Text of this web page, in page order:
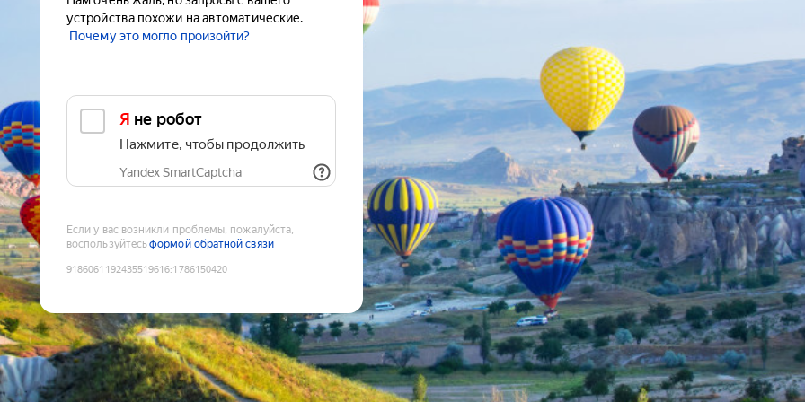
устройства похожи на автоматические.
Почему это могло произойти?
Я не робот
Нажмите, чтобы продолжить
Yandex SmartCaptcha
Если у вас возникли проблемы, пожалуйста,
воспользуйтесьформой обратной связи
9186061192435519616:1786150420